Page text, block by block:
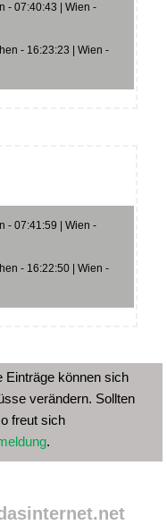
- 07:40:43 | Wien -
- 16:23:23 | Wien -
- 07:41:59 | Wien -
- 16:22:50 | Wien -
Einträge können sich
verändern. Sollten
freut sich
.